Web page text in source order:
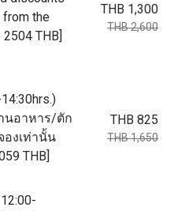
the
THB]
THB 1,300
THB 2,600
นอาหาร/ตัก
องเท่านั้น
THB]
THB 825
THB 1,650